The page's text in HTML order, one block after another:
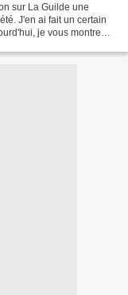
sur La Guilde une
J'en ai fait un certain
je vous montre